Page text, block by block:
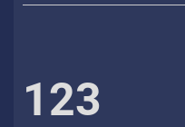
123